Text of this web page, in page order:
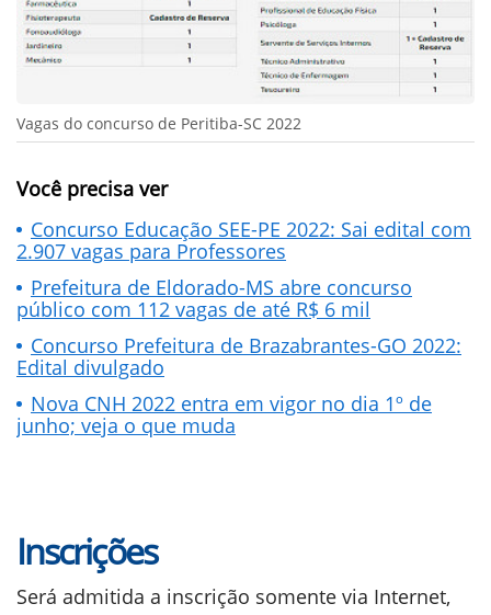
Vagas do concurso de Peritiba-SC 2022
Você precisa ver
Concurso Educação SEE-PE 2022: Sai edital com
2.907 vagas para Professores
Prefeitura de Eldorado-MS abre concurso
público com 112 vagas de até R$ 6 mil
Concurso Prefeitura de Brazabrantes-GO 2022:
Edital divulgado
Nova CNH 2022 entra em vigor no dia 1º de
junho; veja o que muda
Inscrições
Será admitida a inscrição somente via Internet,